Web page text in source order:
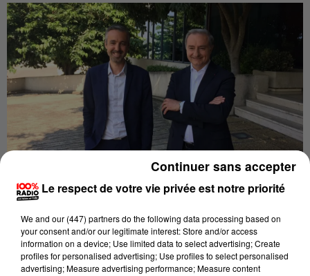
Publié : 25 juin 2020 à 16h42 par Brice Vidal
Visionnez le Grand Débat d'entre-deux-tours à
Toulouse sur le plateau de Vià Occitanie, en
Le respect de votre vie privée est notre priorité
We and our (447) partnersdo the following data processing based on
your consent and/or our legitimate interest: Store and/or access
information on a device; Use limited data to select advertising; Create
profiles for personalised advertising; Use profiles to select personalised
advertising; Measure advertising performance; Measure content
Continuer sans accepter